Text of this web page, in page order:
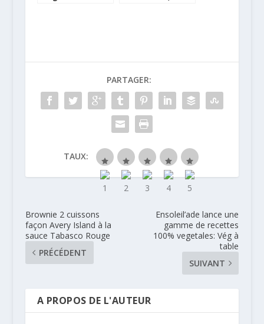
PARTAGER:
TAUX:
Brownie 2 cuissons
façon Avery Island à la
sauce Tabasco Rouge
PRÉCÉDENT
Ensoleil’ade lance une
gamme de recettes
100% vegetales: Vég à
table
SUIVANT
A PROPOS DE L'AUTEUR